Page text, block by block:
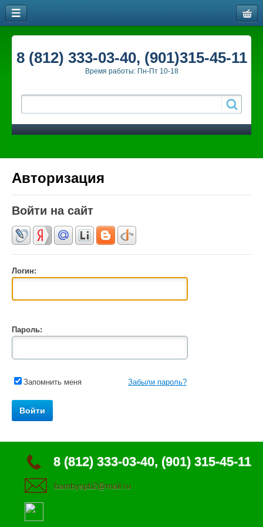
8 (812) 333-03-40, (901)315-45-11
Время работы: Пн-Пт 10-18
Авторизация
Войти на сайт
Логин:
Пароль:
Запомнить меня Забыли пароль?
8 (812) 333-03-40, (901) 315-45-11
bambyspb2@mail.ru